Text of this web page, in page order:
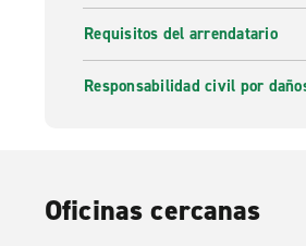
Requisitos del arrendatario
Responsabilidad civil por
Oficinas cercanas